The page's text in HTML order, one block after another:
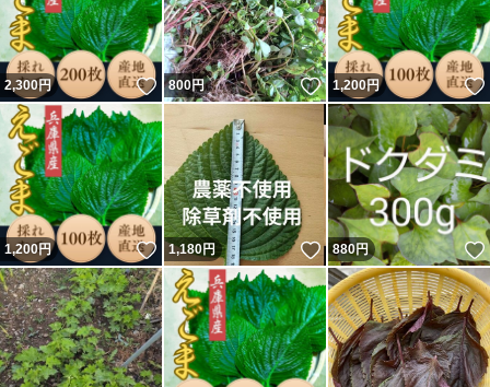
2,300円 いいね！
800円 いいね！
1,200円
1,200円 いいね！
1,180円 いいね！
880円